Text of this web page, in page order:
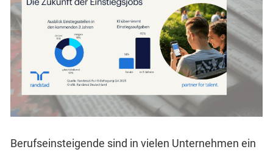
Berufseinsteigende sind in vielen Unternehmen ein